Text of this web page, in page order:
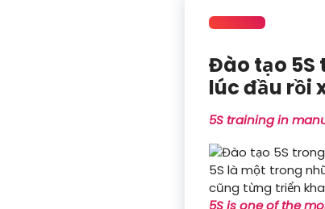
Đào tạo 5S
lúc đầu rồi
5S training in
5S là một trong
cũng từng triển
5S is one of the